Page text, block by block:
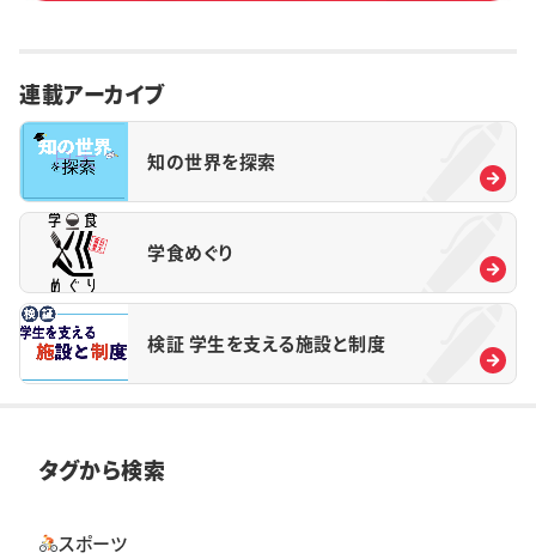
連載アーカイブ
知の世界を探索
学食めぐり
検証 学生を支える施設と制度
タグから検索
スポーツ